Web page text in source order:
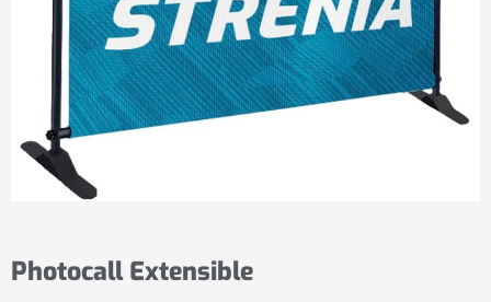
Photocall Extensible